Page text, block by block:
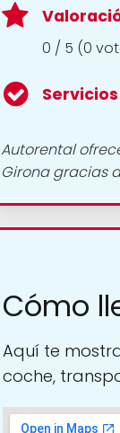
0 / 5 (0
Autorental
Girona gracias
Cómo
Aquí te
coche,